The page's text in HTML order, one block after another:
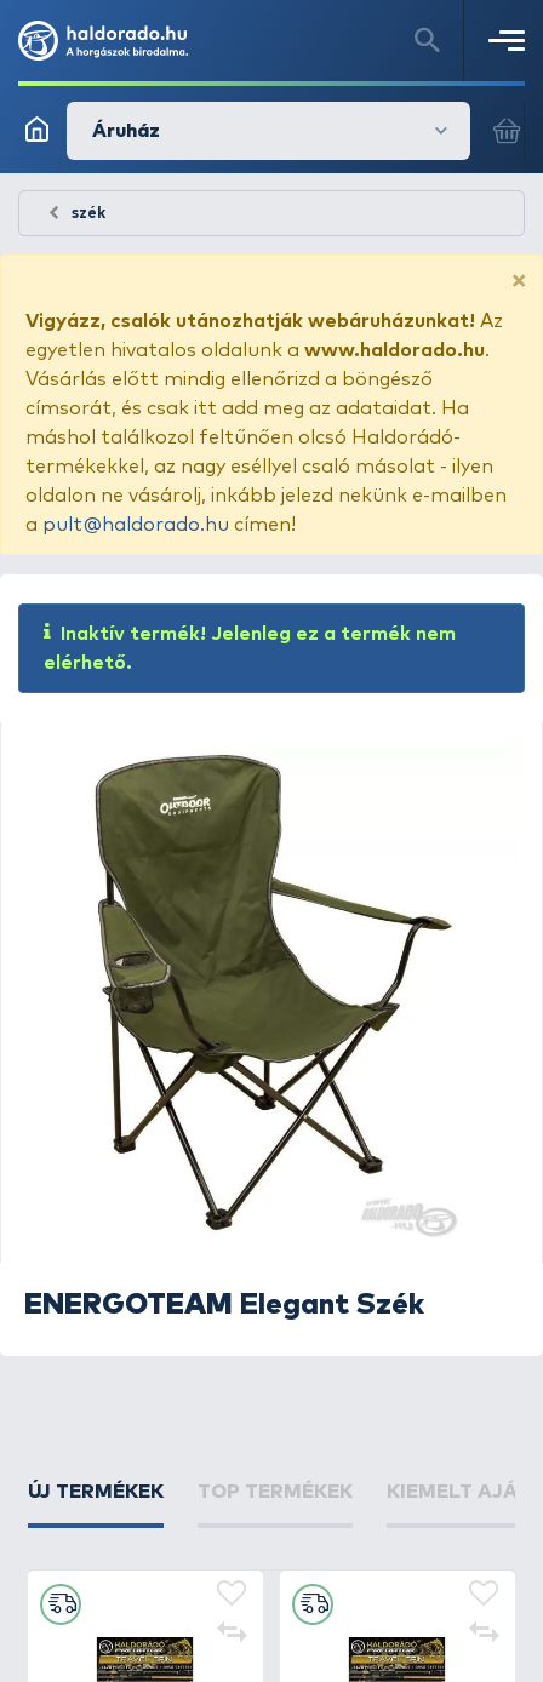
Áruház
szék
×
Vigyázz, csalók utánozhatják webáruházunkat! Az
egyetlen hivatalos oldalunk a www.haldorado.hu.
Vásárlás előtt mindig ellenőrizd a böngésző
címsorát, és csak itt add meg az adataidat. Ha
máshol találkozol feltűnően olcsó Haldorádó-
termékekkel, az nagy eséllyel csaló másolat - ilyen
oldalon ne vásárolj, inkább jelezd nekünk e-mailben
a pult@haldorado.hu címen!
Inaktív termék! Jelenleg ez a termék nem
elérhető.
ENERGOTEAM Elegant Szék
ÚJ TERMÉKEK TOP TERMÉKEK KIEMELT